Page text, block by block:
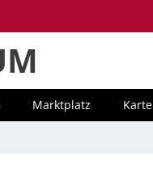
Marktplatz Karte